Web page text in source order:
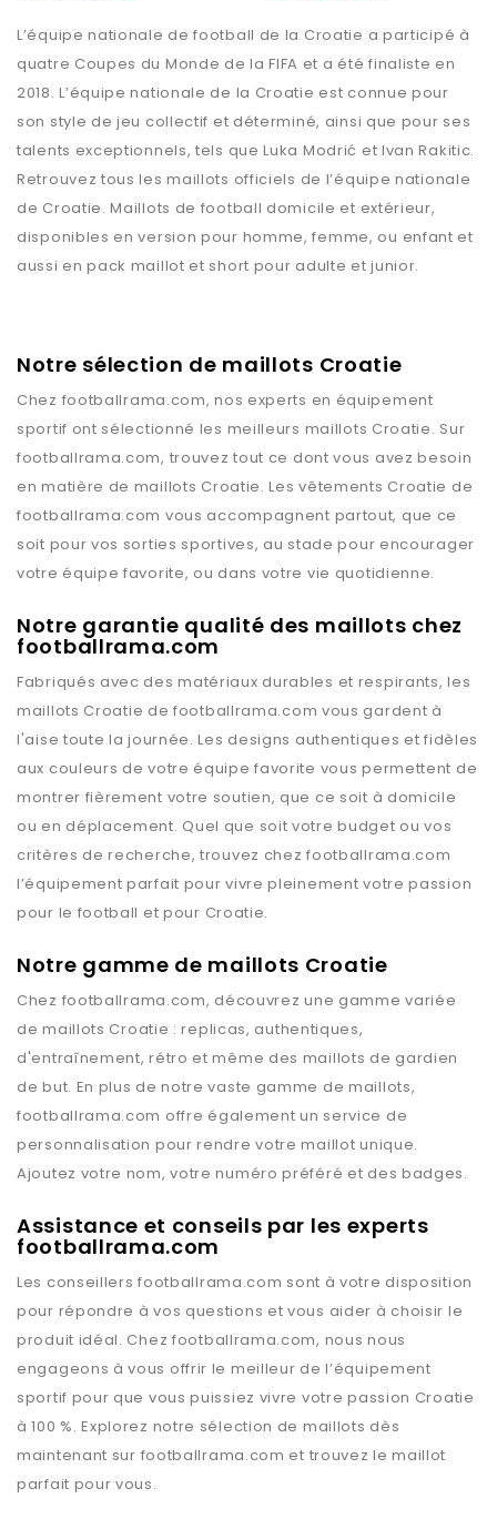
L’équipe nationale de football de la Croatie a participé à
quatre Coupes du Monde de la FIFA et a été finaliste en
2018. L’équipe nationale de la Croatie est connue pour
son style de jeu collectif et déterminé, ainsi que pour ses
talents exceptionnels, tels que Luka Modrić et Ivan Rakitic.
Retrouvez tous les maillots officiels de l’équipe nationale
de Croatie. Maillots de football domicile et extérieur,
disponibles en version pour homme, femme, ou enfant et
aussi en pack maillot et short pour adulte et junior.
Notre sélection de maillots Croatie
Chez footballrama.com, nos experts en équipement
sportif ont sélectionné les meilleurs maillots Croatie. Sur
footballrama.com, trouvez tout ce dont vous avez besoin
en matière de maillots Croatie. Les vêtements Croatie de
footballrama.com vous accompagnent partout, que ce
soit pour vos sorties sportives, au stade pour encourager
votre équipe favorite, ou dans votre vie quotidienne.
Notre garantie qualité des maillots chez
footballrama.com
Fabriqués avec des matériaux durables et respirants, les
maillots Croatie defootballrama.com vous gardent à
l'aise toute la journée. Les designs authentiques et fidèles
aux couleurs de votre équipe favorite vous permettent de
montrer fièrement votre soutien, que ce soit à domicile
ou en déplacement. Quel que soit votre budget ou vos
critères de recherche, trouvez chezfootballrama.com
l’équipement parfait pour vivre pleinement votre passion
pour le football et pour Croatie.
Notre gamme de maillots Croatie
Chez footballrama.com, découvrez une gamme variée
de maillots Croatie : replicas, authentiques,
d'entraînement, rétro et même des maillots de gardien
de but. En plus de notre vaste gamme de maillots,
footballrama.com offre également un service de
personnalisation pour rendre votre maillot unique.
Ajoutez votre nom, votre numéro préféré et des badges.
Assistance et conseils par les experts
footballrama.com
Les conseillersfootballrama.com sont à votre disposition
pour répondre à vos questions et vous aider à choisir le
produit idéal. Chez footballrama.com, nous nous
engageons à vous offrir le meilleur de l’équipement
sportif pour que vous puissiez vivre votre passion Croatie
à 100 %. Explorez notre sélection de maillots dès
maintenant sur footballrama.com et trouvez le maillot
parfait pour vous.